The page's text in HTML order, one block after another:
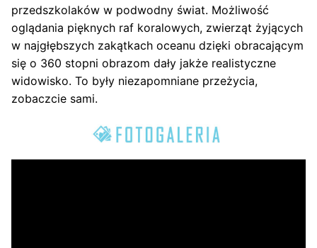
przedszkolaków w podwodny świat. Możliwość
oglądania pięknych raf koralowych, zwierząt żyjących
w najgłębszych zakątkach oceanu dzięki obracającym
się o 360 stopni obrazom dały jakże realistyczne
widowisko. To były niezapomniane przeżycia,
zobaczcie sami.